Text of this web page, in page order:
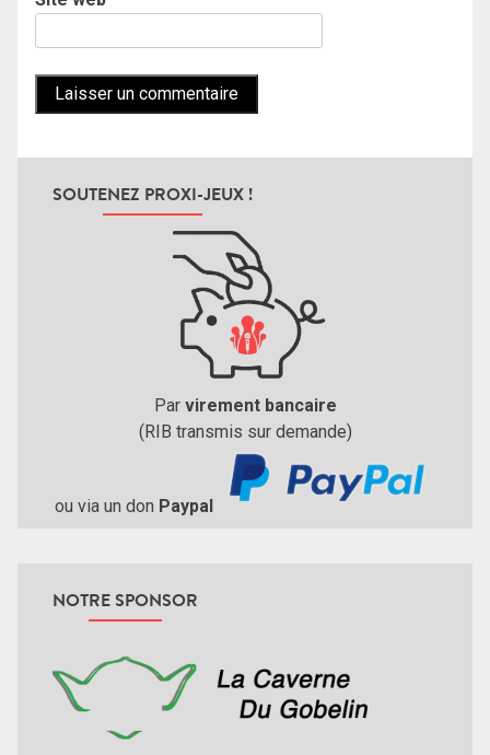
SOUTENEZ PROXI-JEUX !
Par virement bancaire
(RIB transmis sur demande)
ou via un don Paypal
NOTRE SPONSOR